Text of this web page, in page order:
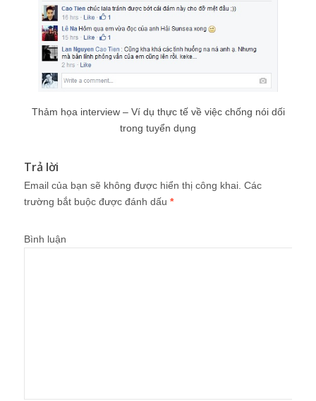
Thảm họa interview – Ví dụ thực tế về việc chống nói dối
trong tuyển dụng
Trả lời
Email của bạn sẽ không được hiển thị công khai. Các
trường bắt buộc được đánh dấu *
Bình luận